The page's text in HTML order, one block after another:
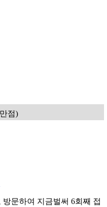
점)
문하여 지금벌써 6회째 접